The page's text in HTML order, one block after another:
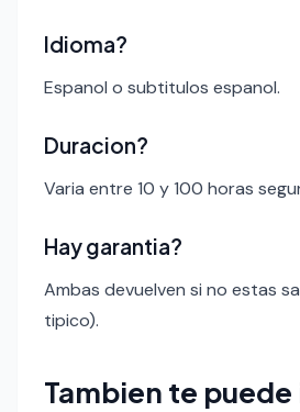
Idioma?
Espanol o subtitulos espanol.
Duracion?
Varia entre 10 y 100 horas
Hay garantia?
Ambas devuelven si no estas
tipico).
Tambien te